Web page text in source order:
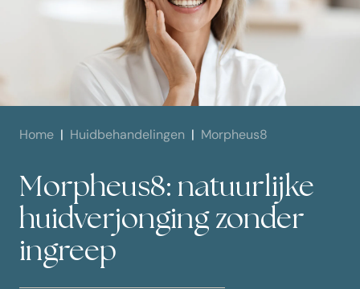
Home Huidbehandelingen Morpheus8
Morpheus8: natuurlijke
huidverjonging zonder
ingreep